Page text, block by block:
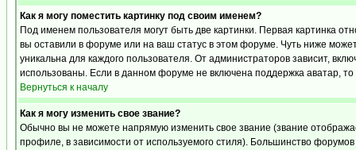
Как я могу поместить картинку под своим именем?
Под именем пользователя могут быть две картинки. Первая картинка
вы оставили в форуме или на ваш статус в этом форуме. Чуть ниже
уникальна для каждого пользователя. От администраторов зависит,
использованы. Если в данном форуме не включена поддержка аватар,
Вернуться к началу
Как я могу изменить свое звание?
Обычно вы не можете напрямую изменить свое звание (звание
профиле, в зависимости от используемого стиля). Большинство